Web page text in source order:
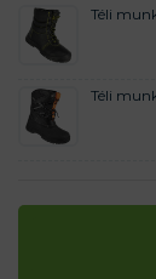
Téli
Téli